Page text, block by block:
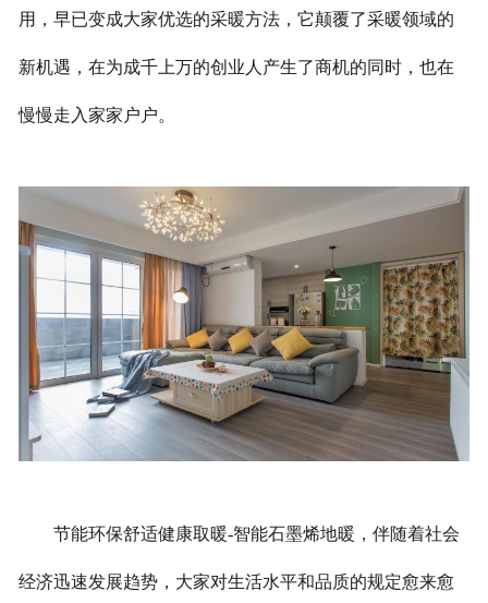
用，早已变成大家优选的采暖方法，它颠覆了采暖领域的
新机遇，在为成千上万的创业人产生了商机的同时，也在
慢慢走入家家户户。
节能环保舒适健康取暖-智能石墨烯地暖，伴随着社会
经济迅速发展趋势，大家对生活水平和品质的规定愈来愈